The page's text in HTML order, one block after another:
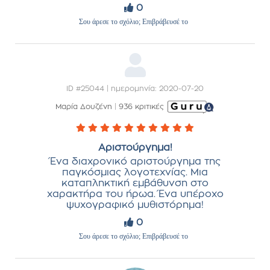
0
Σου άρεσε το σχόλιο; Επιβράβευσέ το
ID #25044 | ημερομηνία: 2020-07-20
Μαρία Δουζένη |936 κριτικές
Αριστούργημα!
Ένα διαχρονικό αριστούργημα της
παγκόσμιας λογοτεχνίας. Μια
καταπληκτική εμβάθυνση στο
χαρακτήρα του ήρωα. Ένα υπέροχο
ψυχογραφικό μυθιστόρημα!
0
Σου άρεσε το σχόλιο; Επιβράβευσέ το